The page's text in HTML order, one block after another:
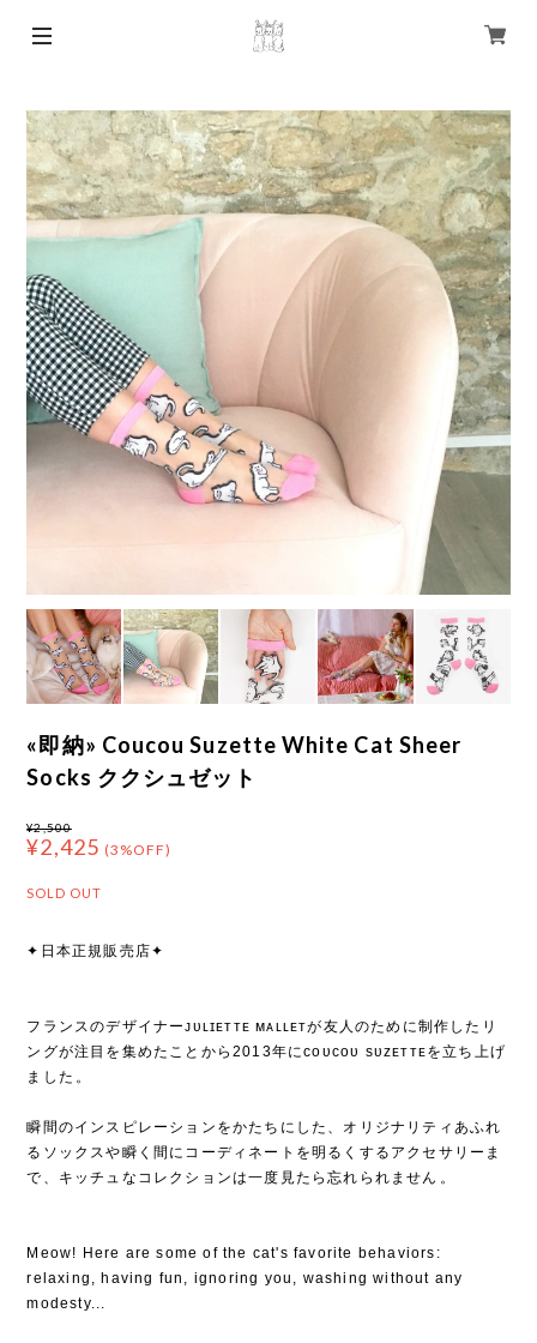
«即納» Coucou Suzette White Cat Sheer
Socks ククシュゼット
¥2,500
¥2,425 (3%OFF)
SOLD OUT
✦日本正規販売店✦
フランスのデザイナーᴊᴜʟɪᴇᴛᴛᴇ ᴍᴀʟʟᴇᴛが友人のために制作したリ
ングが注目を集めたことから2013年にᴄᴏᴜᴄᴏᴜ sᴜᴢᴇᴛᴛᴇを立ち上げ
ました⁡。
瞬間のインスピレーションをかたちにした、オリジナリティあふれ
るソックスや瞬く間にコーディネートを明るくするアクセサリーま
で、キッチュなコレクションは一度見たら忘れられません⁡。
Meow! Here are some of the cat's favorite behaviors:
relaxing, having fun, ignoring you, washing without any
modesty...